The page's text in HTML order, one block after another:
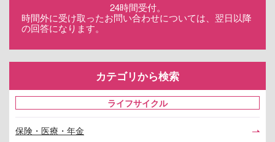
24時間受付。
時間外に受け取ったお問い合わせについては、翌日以降
の回答になります。
カテゴリから検索
ライフサイクル
保険・医療・年金